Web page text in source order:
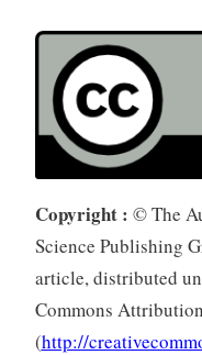
Copyright : © The
Science Publishing
article, distributed
Commons
(http://